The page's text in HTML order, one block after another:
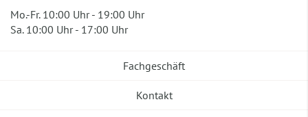
Mo.-Fr. 10:00 Uhr - 19:00 Uhr
Sa. 10:00 Uhr - 17:00 Uhr
Fachgeschäft
Kontakt